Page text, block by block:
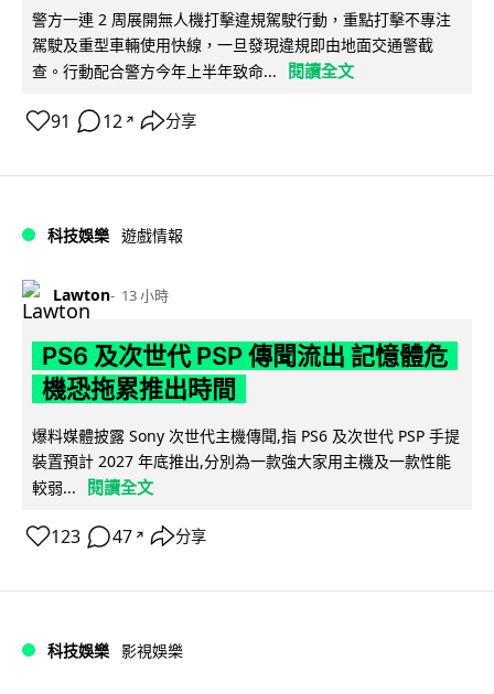
警方一連 2 周展開無人機打擊違規駕駛行動，重點打擊不專注
駕駛及重型車輛使用快線，一旦發現違規即由地面交通警截
查。行動配合警方今年上半年致命...
閱讀全文
91 12 ↗ 分享
科技娛樂 遊戲情報
Lawton 13 小時
PS6 及次世代 PSP 傳聞流出 記憶體危
機恐拖累推出時間
爆料媒體披露 Sony 次世代主機傳聞,指 PS6 及次世代 PSP 手提
裝置預計 2027 年底推出,分別為一款強大家用主機及一款性能
較弱...
閱讀全文
123 47 ↗ 分享
科技娛樂 影視娛樂